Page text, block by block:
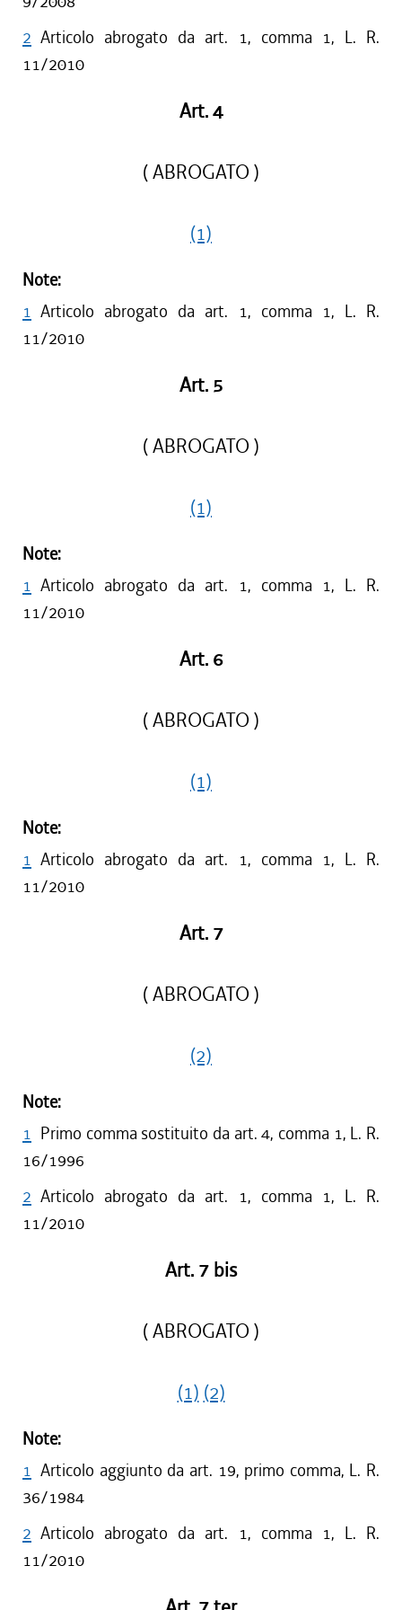
2 Articolo abrogato da art. 1, comma 1, L. R.
11/2010
Art. 4
( ABROGATO )
(1)
Note:
1 Articolo abrogato da art. 1, comma 1, L. R.
11/2010
Art. 5
( ABROGATO )
(1)
Note:
1 Articolo abrogato da art. 1, comma 1, L. R.
11/2010
Art. 6
( ABROGATO )
(1)
Note:
1 Articolo abrogato da art. 1, comma 1, L. R.
11/2010
Art. 7
( ABROGATO )
(2)
Note:
1 Primo comma sostituito da art. 4, comma 1, L. R.
16/1996
2 Articolo abrogato da art. 1, comma 1, L. R.
11/2010
Art. 7 bis
( ABROGATO )
(1) (2)
Note:
1 Articolo aggiunto da art. 19, primo comma, L. R.
36/1984
2 Articolo abrogato da art. 1, comma 1, L. R.
11/2010